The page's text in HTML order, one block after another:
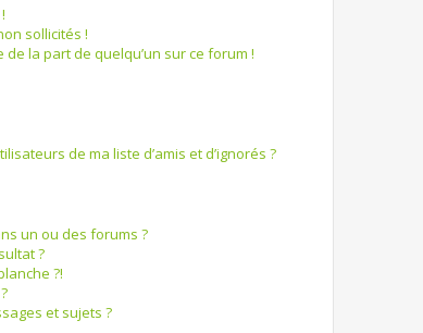
sollicités !
la part de quelqu’un sur ce forum !
de ma liste d’amis et d’ignorés ?
un ou des forums ?
?
?!
et sujets ?